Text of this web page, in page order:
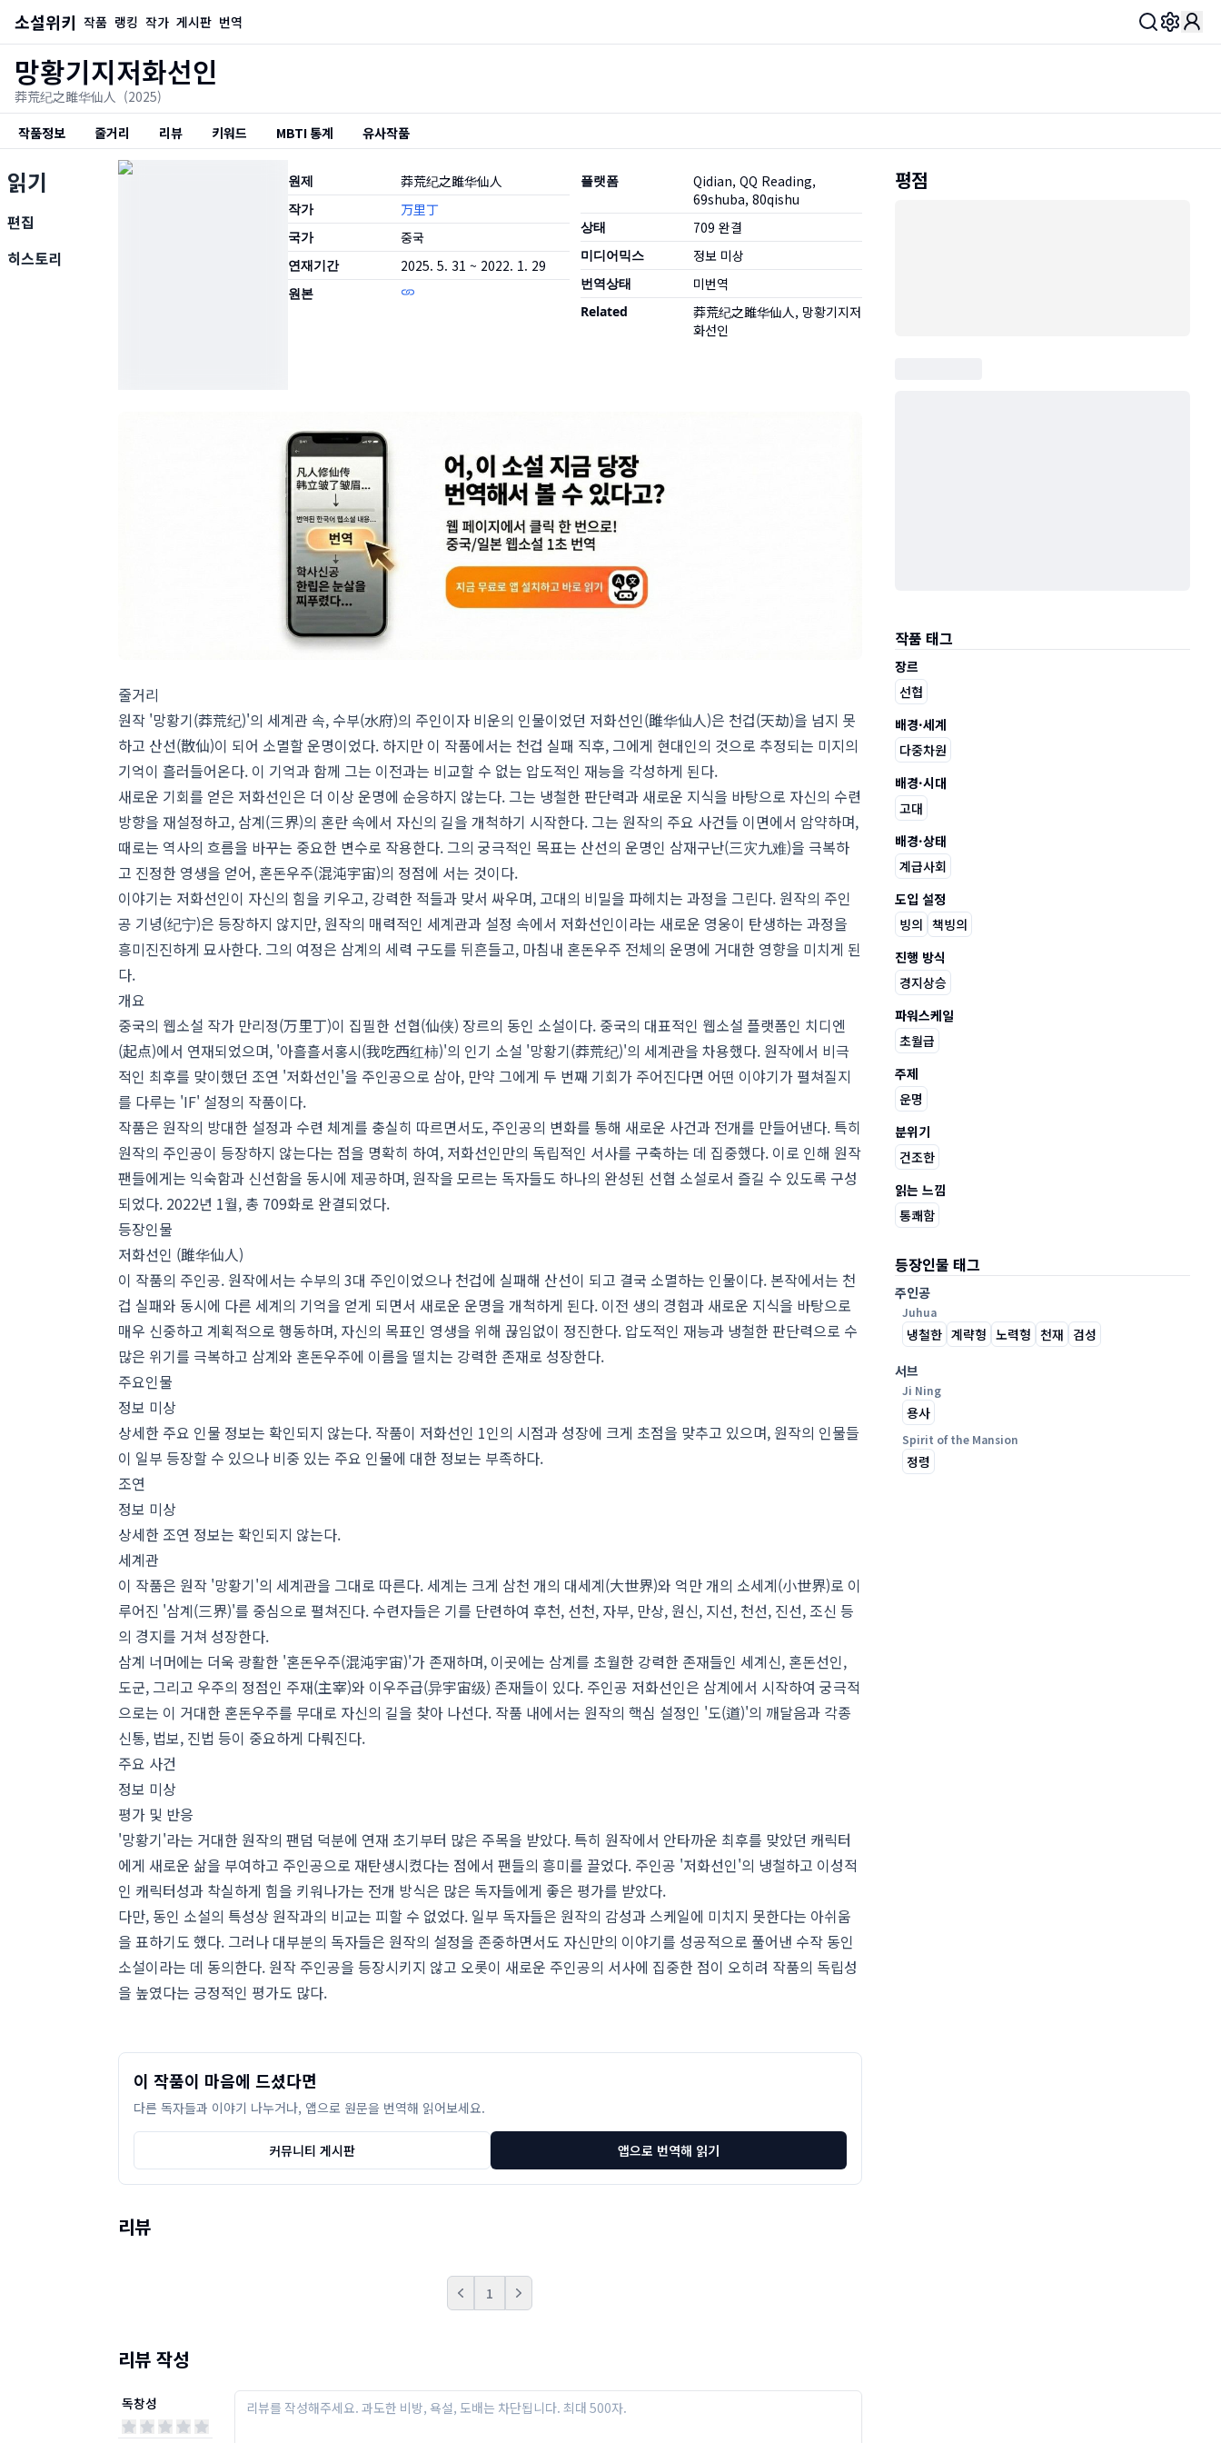
소설위키 작품 랭킹 작가 게시판 번역 Toggle
읽기
편집
히스토리
망황기지저화선인
莽荒纪之雎华仙人 (2025)
작품정보
줄거리 리뷰 키워드 MBTI 통계 유사작품
원제 莽荒纪之雎华仙人
작가 万里丁
국가 중국
연재기간 2025. 5. 31 ~ 2022. 1. 29
원본
플랫폼
Qidian, QQ Reading,
69shuba, 80qishu
상태 709 완결
미디어믹스 정보 미상
번역상태 미번역
Related
莽荒纪之雎华仙人, 망황기지저
화선인
줄거리
원작 '망황기(莽荒纪)'의 세계관 속, 수부(水府)의 주인이자 비운의 인물이었던 저화선인(雎华仙人)은 천겁(天劫)을 넘지 못
하고 산선(散仙)이 되어 소멸할 운명이었다. 하지만 이 작품에서는 천겁 실패 직후, 그에게 현대인의 것으로 추정되는 미지의
기억이 흘러들어온다. 이 기억과 함께 그는 이전과는 비교할 수 없는 압도적인 재능을 각성하게 된다.
새로운 기회를 얻은 저화선인은 더 이상 운명에 순응하지 않는다. 그는 냉철한 판단력과 새로운 지식을 바탕으로 자신의 수련
방향을 재설정하고, 삼계(三界)의 혼란 속에서 자신의 길을 개척하기 시작한다. 그는 원작의 주요 사건들 이면에서 암약하며,
때로는 역사의 흐름을 바꾸는 중요한 변수로 작용한다. 그의 궁극적인 목표는 산선의 운명인 삼재구난(三灾九难)을 극복하
고 진정한 영생을 얻어, 혼돈우주(混沌宇宙)의 정점에 서는 것이다.
이야기는 저화선인이 자신의 힘을 키우고, 강력한 적들과 맞서 싸우며, 고대의 비밀을 파헤치는 과정을 그린다. 원작의 주인
공 기녕(纪宁)은 등장하지 않지만, 원작의 매력적인 세계관과 설정 속에서 저화선인이라는 새로운 영웅이 탄생하는 과정을
흥미진진하게 묘사한다. 그의 여정은 삼계의 세력 구도를 뒤흔들고, 마침내 혼돈우주 전체의 운명에 거대한 영향을 미치게 된
다.
개요
중국의 웹소설 작가 만리정(万里丁)이 집필한 선협(仙侠) 장르의 동인 소설이다. 중국의 대표적인 웹소설 플랫폼인 치디엔
(起点)에서 연재되었으며, '아흘흘서홍시(我吃西红柿)'의 인기 소설 '망황기(莽荒纪)'의 세계관을 차용했다. 원작에서 비극
적인 최후를 맞이했던 조연 '저화선인'을 주인공으로 삼아, 만약 그에게 두 번째 기회가 주어진다면 어떤 이야기가 펼쳐질지
를 다루는 'IF' 설정의 작품이다.
작품은 원작의 방대한 설정과 수련 체계를 충실히 따르면서도, 주인공의 변화를 통해 새로운 사건과 전개를 만들어낸다. 특히
원작의 주인공이 등장하지 않는다는 점을 명확히 하여, 저화선인만의 독립적인 서사를 구축하는 데 집중했다. 이로 인해 원작
팬들에게는 익숙함과 신선함을 동시에 제공하며, 원작을 모르는 독자들도 하나의 완성된 선협 소설로서 즐길 수 있도록 구성
되었다. 2022년 1월, 총 709화로 완결되었다.
등장인물
저화선인 (雎华仙人)
이 작품의 주인공. 원작에서는 수부의 3대 주인이었으나 천겁에 실패해 산선이 되고 결국 소멸하는 인물이다. 본작에서는 천
겁 실패와 동시에 다른 세계의 기억을 얻게 되면서 새로운 운명을 개척하게 된다. 이전 생의 경험과 새로운 지식을 바탕으로
매우 신중하고 계획적으로 행동하며, 자신의 목표인 영생을 위해 끊임없이 정진한다. 압도적인 재능과 냉철한 판단력으로 수
많은 위기를 극복하고 삼계와 혼돈우주에 이름을 떨치는 강력한 존재로 성장한다.
주요인물
정보 미상
상세한 주요 인물 정보는 확인되지 않는다. 작품이 저화선인 1인의 시점과 성장에 크게 초점을 맞추고 있으며, 원작의 인물들
이 일부 등장할 수 있으나 비중 있는 주요 인물에 대한 정보는 부족하다.
조연
정보 미상
상세한 조연 정보는 확인되지 않는다.
세계관
이 작품은 원작 '망황기'의 세계관을 그대로 따른다. 세계는 크게 삼천 개의 대세계(大世界)와 억만 개의 소세계(小世界)로 이
루어진 '삼계(三界)'를 중심으로 펼쳐진다. 수련자들은 기를 단련하여 후천, 선천, 자부, 만상, 원신, 지선, 천선, 진선, 조신 등
의 경지를 거쳐 성장한다.
삼계 너머에는 더욱 광활한 '혼돈우주(混沌宇宙)'가 존재하며, 이곳에는 삼계를 초월한 강력한 존재들인 세계신, 혼돈선인,
도군, 그리고 우주의 정점인 주재(主宰)와 이우주급(异宇宙级) 존재들이 있다. 주인공 저화선인은 삼계에서 시작하여 궁극적
으로는 이 거대한 혼돈우주를 무대로 자신의 길을 찾아 나선다. 작품 내에서는 원작의 핵심 설정인 '도(道)'의 깨달음과 각종
신통, 법보, 진법 등이 중요하게 다뤄진다.
주요 사건
정보 미상
평가 및 반응
'망황기'라는 거대한 원작의 팬덤 덕분에 연재 초기부터 많은 주목을 받았다. 특히 원작에서 안타까운 최후를 맞았던 캐릭터
에게 새로운 삶을 부여하고 주인공으로 재탄생시켰다는 점에서 팬들의 흥미를 끌었다. 주인공 '저화선인'의 냉철하고 이성적
인 캐릭터성과 착실하게 힘을 키워나가는 전개 방식은 많은 독자들에게 좋은 평가를 받았다.
다만, 동인 소설의 특성상 원작과의 비교는 피할 수 없었다. 일부 독자들은 원작의 감성과 스케일에 미치지 못한다는 아쉬움
을 표하기도 했다. 그러나 대부분의 독자들은 원작의 설정을 존중하면서도 자신만의 이야기를 성공적으로 풀어낸 수작 동인
소설이라는 데 동의한다. 원작 주인공을 등장시키지 않고 오롯이 새로운 주인공의 서사에 집중한 점이 오히려 작품의 독립성
을 높였다는 긍정적인 평가도 많다.
이 작품이 마음에 드셨다면
다른 독자들과 이야기 나누거나, 앱으로 원문을 번역해 읽어보세요.
커뮤니티 게시판 앱으로 번역해 읽기
리뷰
Prev 1 Next
리뷰 작성
독창성
평점
작품 태그
장르
선협
배경·세계
다중차원
배경·시대
고대
배경·상태
계급사회
도입 설정
빙의 책빙의
진행 방식
경지상승
파워스케일
초월급
주제
운명
분위기
건조한
읽는 느낌
통쾌함
등장인물 태그
주인공
Juhua
냉철한 계략형 노력형 천재 검성
서브
Ji Ning
용사
Spirit of the Mansion
정령